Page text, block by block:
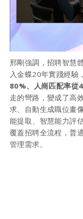
邢剛強調，招聘智慧
入金蝶20年實踐經驗
80%、人崗匹配率從
走的彎路，變成了高
求、自動生成職位畫
能提取、智慧能力評
覆蓋招聘全流程，普
管理需求。